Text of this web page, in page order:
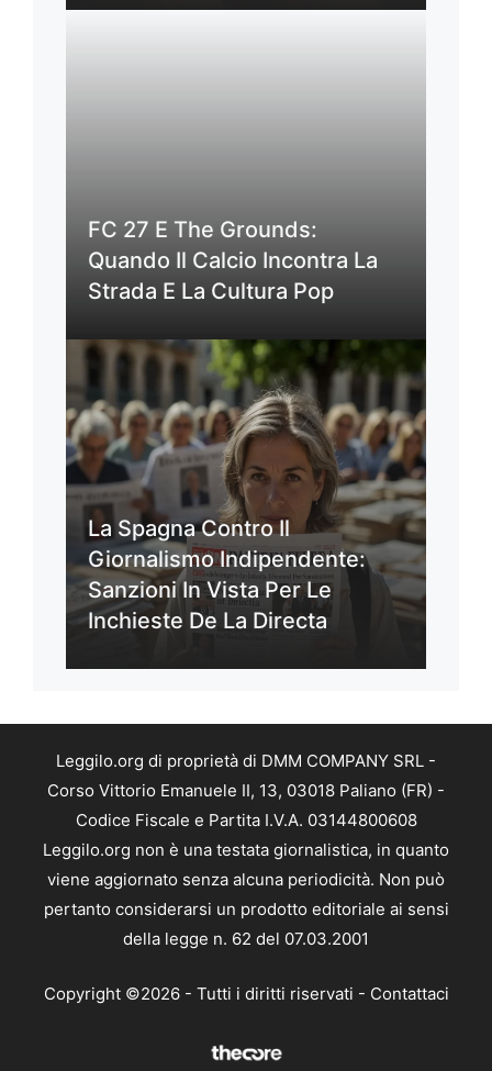
FC 27 E The Grounds:
Quando Il Calcio Incontra La
Strada E La Cultura Pop
La Spagna Contro Il
Giornalismo Indipendente:
Sanzioni In Vista Per Le
Inchieste De La Directa
Leggilo.org di proprietà di DMM COMPANY SRL -
Corso Vittorio Emanuele II, 13, 03018 Paliano (FR) -
Codice Fiscale e Partita I.V.A. 03144800608
Leggilo.org non è una testata giornalistica, in quanto
viene aggiornato senza alcuna periodicità. Non può
pertanto considerarsi un prodotto editoriale ai sensi
della legge n. 62 del 07.03.2001
Copyright ©2026 - Tutti i diritti riservati - Contattaci